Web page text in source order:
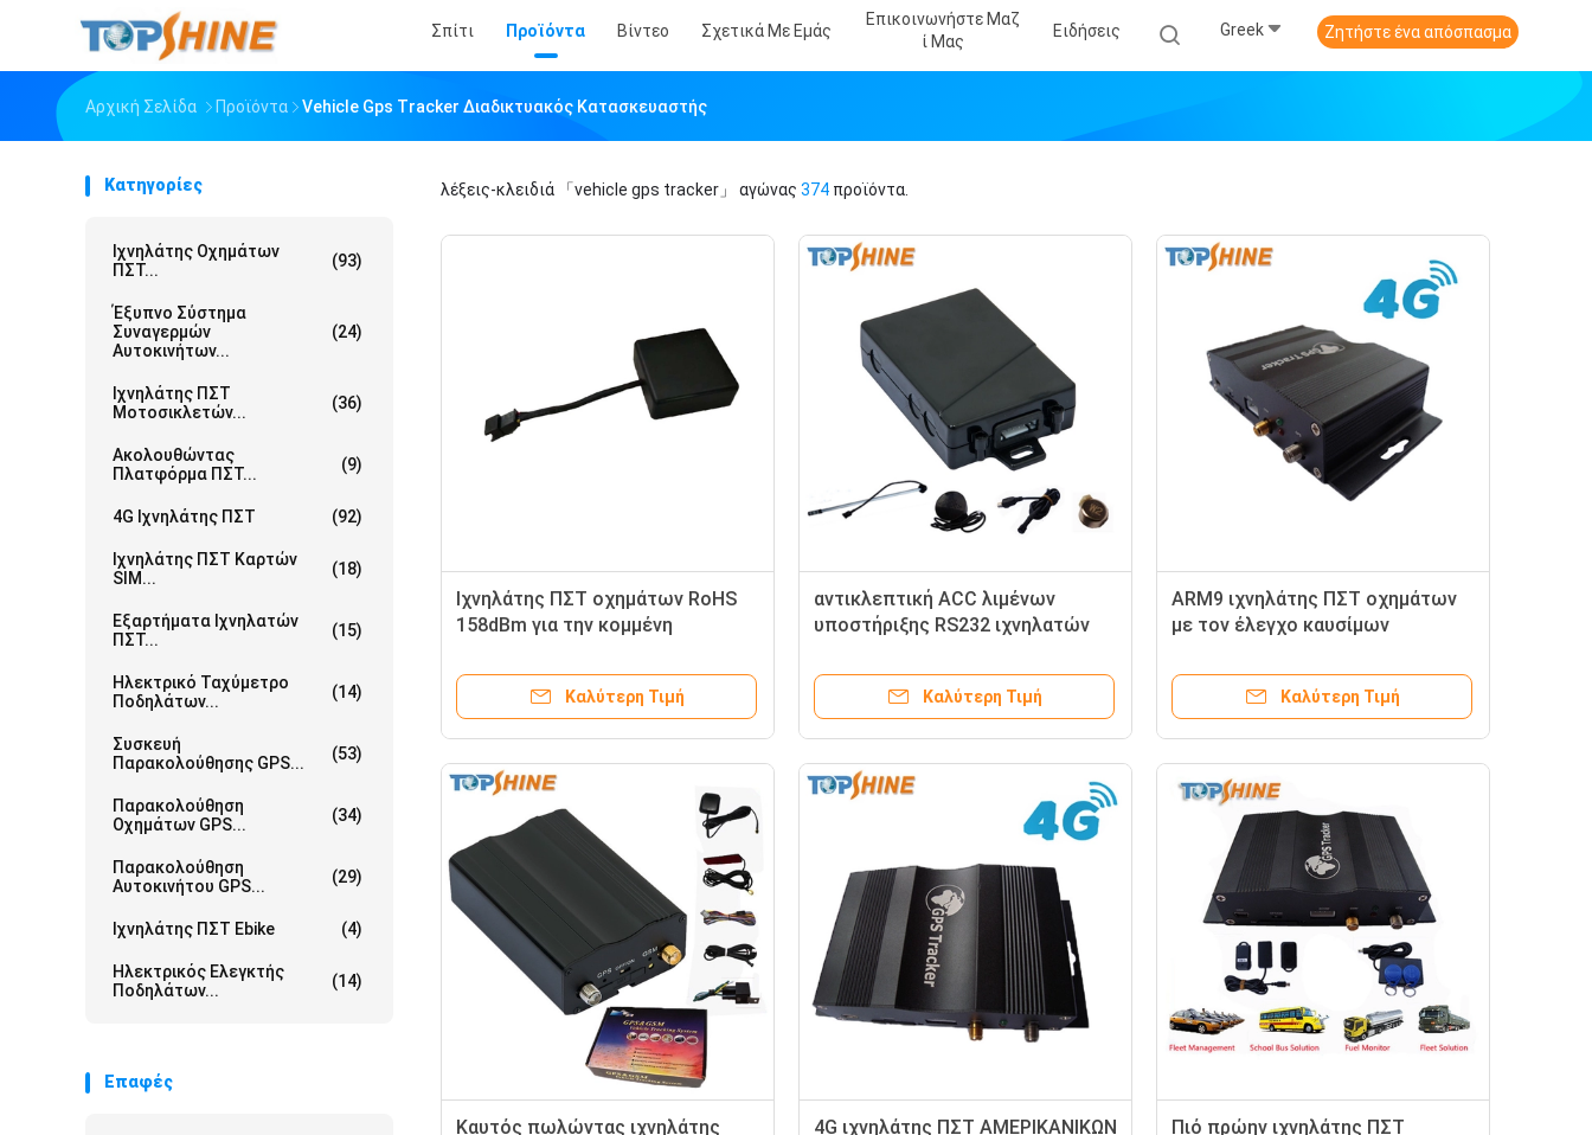
Σπίτι Προϊόντα Βίντεο Σχετικά Με Εμάς
Επικοινωνήστε Μαζ
Ί Μας
Ειδήσεις Greek Ζητήστε ένα απόσπασμα
Αρχική Σελίδα Προϊόντα Vehicle Gps Tracker Διαδικτυακός Κατασκευαστής
Κατηγορίες
Ιχνηλάτης Οχημάτων
ΠΣΤ...
(93)
Έξυπνο Σύστημα
Συναγερμών
Αυτοκινήτων...
(24)
Ιχνηλάτης ΠΣΤ
Μοτοσικλετών...
(36)
Ακολουθώντας
Πλατφόρμα ΠΣΤ...
(9)
4G Ιχνηλάτης ΠΣΤ (92)
Ιχνηλάτης ΠΣΤ Καρτών
SIM...
(18)
Εξαρτήματα Ιχνηλατών
ΠΣΤ...
(15)
Ηλεκτρικό Ταχύμετρο
Ποδηλάτων...
(14)
Συσκευή
Παρακολούθησης GPS...
(53)
Παρακολούθηση
Οχημάτων GPS...
(34)
Παρακολούθηση
Αυτοκινήτου GPS...
(29)
Ιχνηλάτης ΠΣΤ Ebike (4)
Ηλεκτρικός Ελεγκτής
Ποδηλάτων...
(14)
Επαφές
λέξεις-κλειδιά 「vehicle gps tracker」 αγώνας 374 προϊόντα.
Ιχνηλάτης ΠΣΤ οχημάτων RoHS
158dBm για την κομμένη
και στάσεων
Καλύτερη Τιμή
αντικλεπτική ACC λιμένων
υποστήριξης RS232 ιχνηλατών
ευρεία ανιχνεύει
Καλύτερη Τιμή
ARM9 ιχνηλάτης ΠΣΤ οχημάτων
με τον έλεγχο καυσίμων
Καλύτερη Τιμή
Καυτός πωλώντας ιχνηλάτης
4G ιχνηλάτης ΠΣΤ ΑΜΕΡΙΚΑΝΙΚΩΝ
Πιό πρώην ιχνηλάτης ΠΣΤ